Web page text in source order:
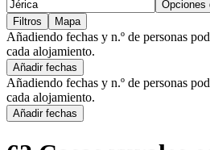
Opciones
Filtros
Mapa
Añadiendo fechas y n.º de personas
cada alojamiento.
Añadir fechas
Añadiendo fechas y n.º de personas
cada alojamiento.
Añadir fechas